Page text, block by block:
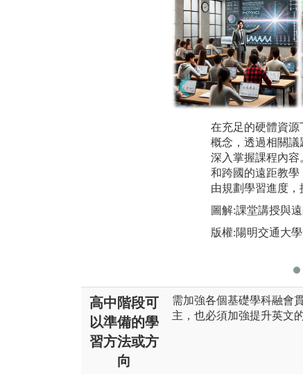
在充足的硬體資
概念，透過相關議
深入掌握課程內
和跨國的遠距教學
由規劃學習進度，
圖解:課堂講授與
版權:陽明交通大
高中階段可
以準備的學
習方法或方
向
需加強各個基礎學科融會
主，也必須加強提升英文